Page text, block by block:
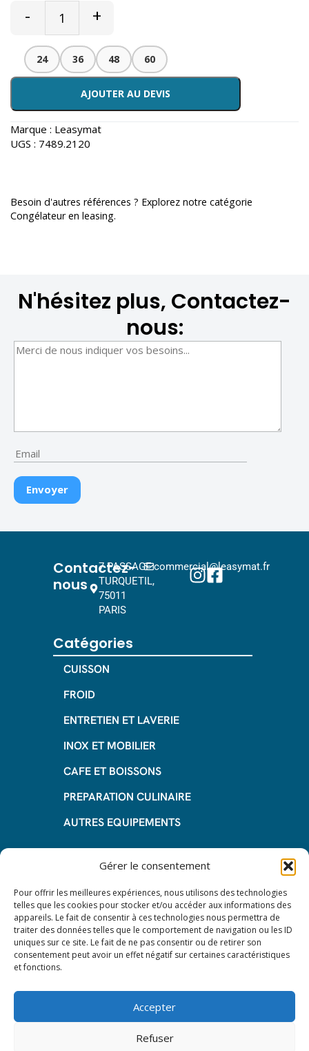
Gérer le consentement
Pour offrir les meilleures expériences, nous utilisons des technologies
telles que les cookies pour stocker et/ou accéder aux informations des
appareils. Le fait de consentir à ces technologies nous permettra de
traiter des données telles que le comportement de navigation ou les ID
uniques sur ce site. Le fait de ne pas consentir ou de retirer son
consentement peut avoir un effet négatif sur certaines caractéristiques
et fonctions.
Accepter
Refuser
- +
24 36 48 60
AJOUTER AU DEVIS
Marque : Leasymat
UGS : 7489.2120
Besoin d'autres références ? Explorez notre catégorie
Congélateur en leasing.
N'hésitez plus, Contactez-
nous:
Contactez-
nous
7 PASSAGE
TURQUETIL,
75011
PARIS
commercial@leasymat.fr
Catégories
CUISSON
FROID
ENTRETIEN ET LAVERIE
INOX ET MOBILIER
CAFE ET BOISSONS
PREPARATION CULINAIRE
AUTRES EQUIPEMENTS
Informations
Questions fréquentes
Les avantages de la LOA
Les étapes du leasing de matériel
de restauration
Mentions Légales
Protection des données – RGPD